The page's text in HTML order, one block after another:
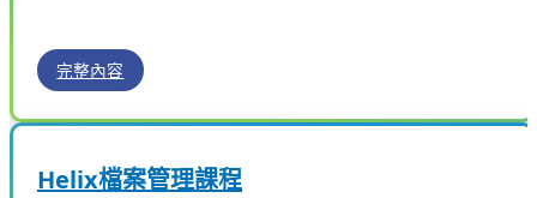
完整內容
Helix檔案管理課程